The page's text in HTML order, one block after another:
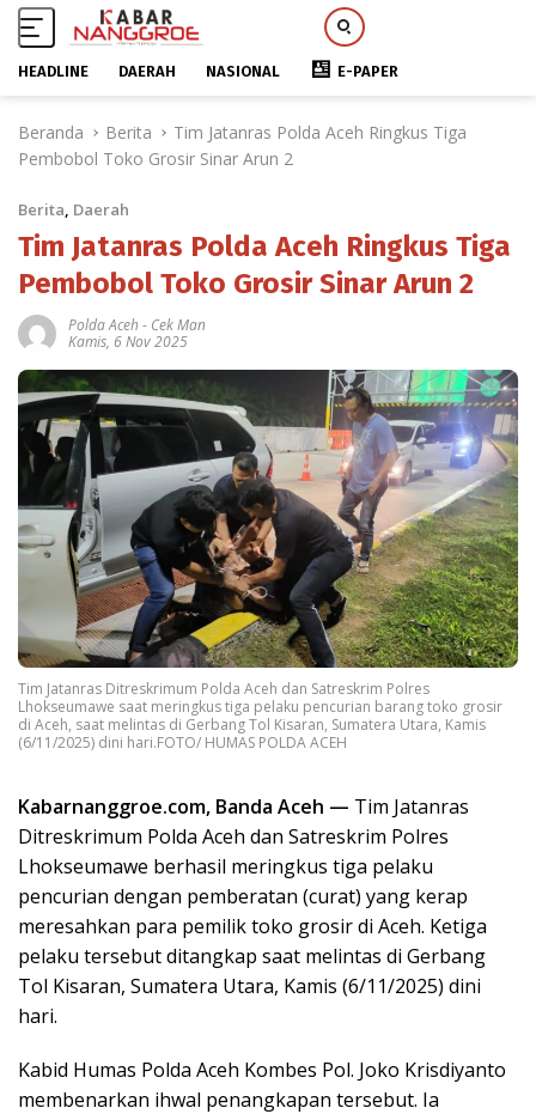
HEADLINE DAERAH NASIONAL E-PAPER
Beranda Berita
Tim Jatanras Polda Aceh Ringkus Tiga
Pembobol Toko Grosir Sinar Arun 2
Berita, Daerah
Tim Jatanras Polda Aceh Ringkus Tiga
Pembobol Toko Grosir Sinar Arun 2
Polda Aceh - Cek Man
Kamis, 6 Nov 2025
Tim Jatanras Ditreskrimum Polda Aceh dan Satreskrim Polres
Lhokseumawe saat meringkus tiga pelaku pencurian barang toko grosir
di Aceh, saat melintas di Gerbang Tol Kisaran, Sumatera Utara, Kamis
(6/11/2025) dini hari.FOTO/ HUMAS POLDA ACEH
Kabarnanggroe.com, Banda Aceh — Tim Jatanras
Ditreskrimum Polda Aceh dan Satreskrim Polres
Lhokseumawe berhasil meringkus tiga pelaku
pencurian dengan pemberatan (curat) yang kerap
meresahkan para pemilik toko grosir di Aceh. Ketiga
pelaku tersebut ditangkap saat melintas di Gerbang
Tol Kisaran, Sumatera Utara, Kamis (6/11/2025) dini
hari.
Kabid Humas Polda Aceh Kombes Pol. Joko Krisdiyanto
membenarkan ihwal penangkapan tersebut. Ia